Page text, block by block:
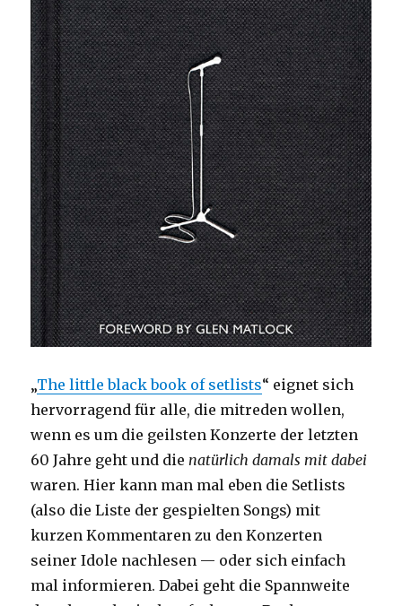
„The little black book of setlists“ eignet sich
hervorragend für alle, die mitreden wollen,
wenn es um die geilsten Konzerte der letzten
60 Jahre geht und die natürlich damals mit dabei
waren. Hier kann man mal eben die Setlists
(also die Liste der gespielten Songs) mit
kurzen Kommentaren zu den Konzerten
seiner Idole nachlesen — oder sich einfach
mal informieren. Dabei geht die Spannweite